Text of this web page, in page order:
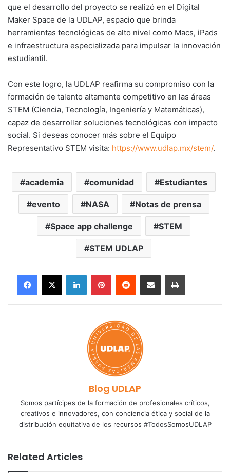
que el desarrollo del proyecto se realizó en el Digital
Maker Space de la UDLAP, espacio que brinda
herramientas tecnológicas de alto nivel como Macs, iPads
e infraestructura especializada para impulsar la innovación
estudiantil.
Con este logro, la UDLAP reafirma su compromiso con la
formación de talento altamente competitivo en las áreas
STEM (Ciencia, Tecnología, Ingeniería y Matemáticas),
capaz de desarrollar soluciones tecnológicas con impacto
social. Si deseas conocer más sobre el Equipo
Representativo STEM visita: https://www.udlap.mx/stem/.
academia comunidad Estudiantes
evento NASA Notas de prensa
Space app challenge STEM
STEM UDLAP
LinkedInPinterestReddit Share via Email Print
Blog UDLAP
Somos partícipes de la formación de profesionales críticos,
creativos e innovadores, con conciencia ética y social de la
distribución equitativa de los recursos #TodosSomosUDLAP
Related Articles